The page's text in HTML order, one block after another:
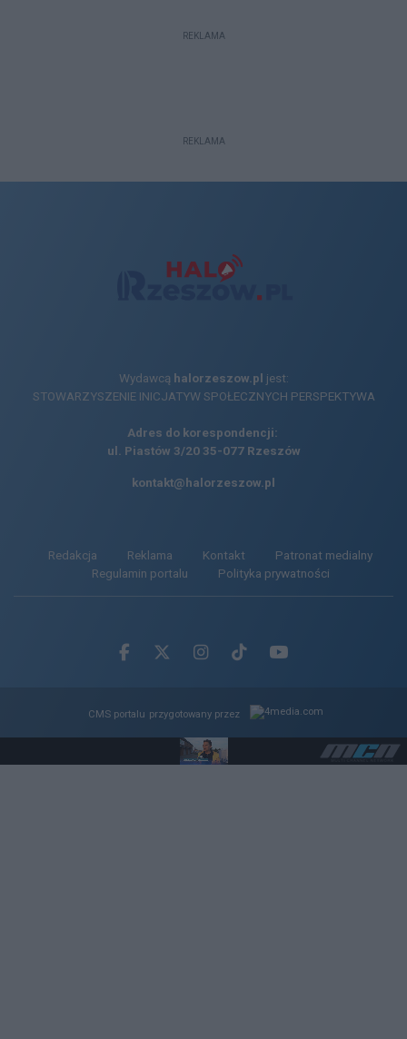
REKLAMA
REKLAMA
Wydawcą halorzeszow.pl jest:
STOWARZYSZENIE INICJATYW SPOŁECZNYCH PERSPEKTYWA
Adres do korespondencji:
ul. Piastów 3/20 35-077 Rzeszów
kontakt@halorzeszow.pl
Redakcja Reklama Kontakt
Patronat medialny
Regulamin portalu
Polityka prywatności
Facebook.com
X.comInstagram.com
Tiktok.comYoutube.com
CMS portalu przygotowany przez
Loaded:
100.00%